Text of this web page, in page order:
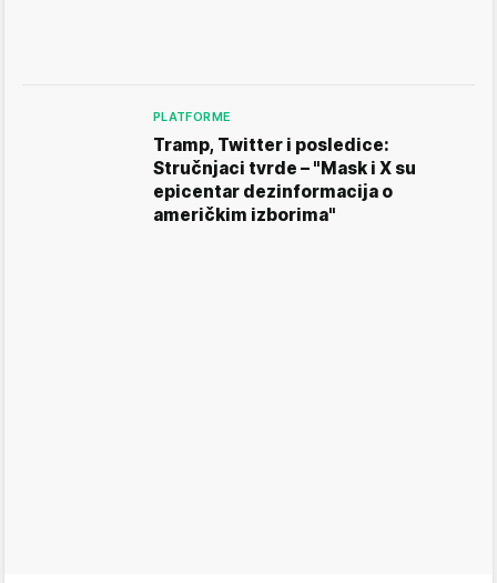
PLATFORME
Tramp, Twitter i posledice:
Stručnjaci tvrde – "Mask i X su
epicentar dezinformacija o
američkim izborima"